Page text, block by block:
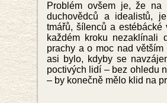
Problém ovšem je, že na
duchovědců a idealistů,
tmářů, šílenců a
každém kroku nezaklínali
prachy a o moc nad
asi bylo, kdyby se
poctivých lidí – bez ohledu
– by konečně mělo klid na